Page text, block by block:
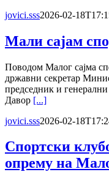
jovici.sss2026-02-
Мали сајам
Поводом Малог сајма
државни секретар
председник и генерални
Давор [...]
jovici.sss2026-02-
Спортски
опрему на